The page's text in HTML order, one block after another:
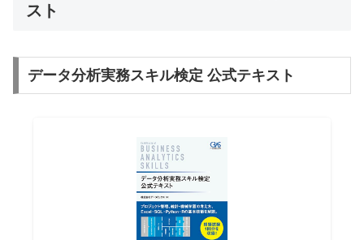
スト
データ分析実務スキル検定 公式テキスト